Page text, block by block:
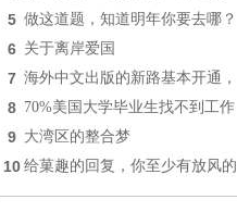
5 做这道题，知道明年你要去哪？
6 关于离岸爱国
7 海外中文出版的新路基本开通，
8 70%美国大学毕业生找不到工作
9 大湾区的整合梦
10 给菓趣的回复，你至少有放风的